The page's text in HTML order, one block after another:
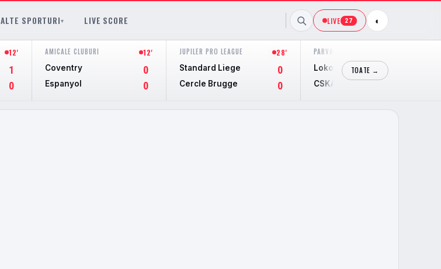
ALTE SPORTURI▾ LIVE SCORE LIVE 27 ◐
12'
1
0
AMICALE CLUBURI 12'
Coventry 0
Espanyol 0
JUPILER PRO LEAGUE 28'
Standard Liege 0
Cercle Brugge 0
PARVA LIGA
Lokomotiv Sofia
CSKA 1948
TOATE →